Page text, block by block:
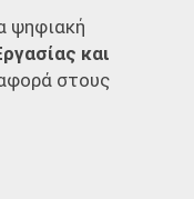
ψηφιακή
και
στους